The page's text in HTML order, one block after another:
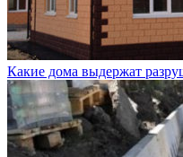
Какие дома выдержат